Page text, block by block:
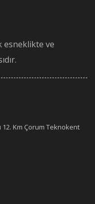
esneklikte ve
Km Çorum Teknokent